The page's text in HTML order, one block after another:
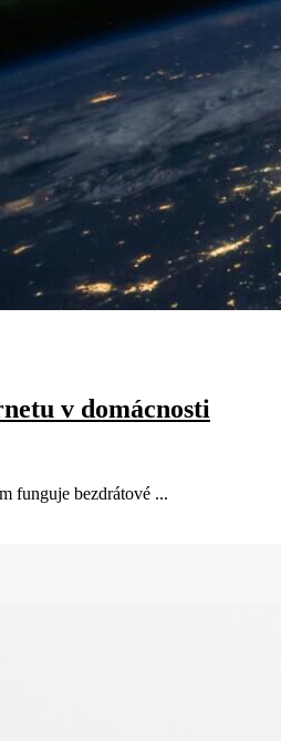
v domácnosti
funguje bezdrátové ...